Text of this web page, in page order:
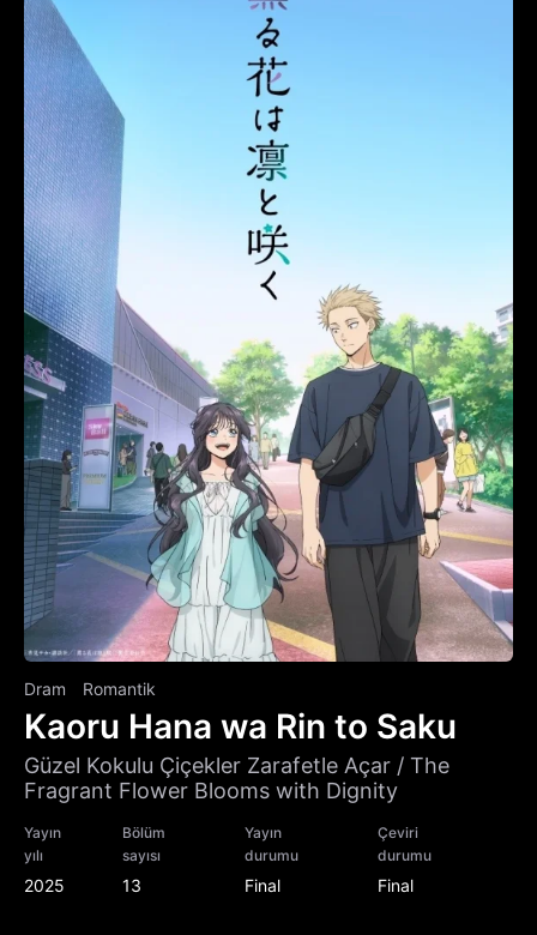
Dram Romantik
Kaoru Hana wa Rin to Saku
Güzel Kokulu Çiçekler Zarafetle Açar / The
Fragrant Flower Blooms with Dignity
Yayın
yılı
2025
Bölüm
sayısı
13
Yayın
durumu
Final
Çeviri
durumu
Final